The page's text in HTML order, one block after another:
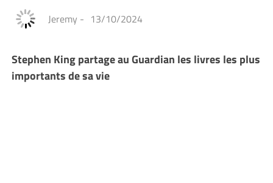
Jeremy - 13/10/2024
Stephen King partage au Guardian les livres les plus
importants de sa vie